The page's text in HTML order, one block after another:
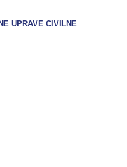
UPRAVE CIVILNE